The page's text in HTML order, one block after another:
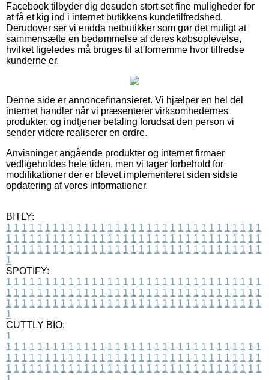
Facebook tilbyder dig desuden stort set fine muligheder for
at få et kig ind i internet butikkens kundetilfredshed.
Derudover ser vi endda netbutikker som gør det muligt at
sammensætte en bedømmelse af deres købsoplevelse,
hvilket ligeledes må bruges til at fornemme hvor tilfredse
kunderne er.
Denne side er annoncefinansieret. Vi hjælper en hel del
internet handler når vi præsenterer virksomhedernes
produkter, og indtjener betaling forudsat den person vi
sender videre realiserer en ordre.
Anvisninger angående produkter og internet firmaer
vedligeholdes hele tiden, men vi tager forbehold for
modifikationer der er blevet implementeret siden sidste
opdatering af vores informationer.
BITLY:
1 1 1 1 1 1 1 1 1 1 1 1 1 1 1 1 1 1 1 1 1 1 1 1 1 1 1 1 1 1 1 1 1
1 1 1 1 1 1 1 1 1 1 1 1 1 1 1 1 1 1 1 1 1 1 1 1 1 1 1 1 1 1 1 1 1
1 1 1 1 1 1 1 1 1 1 1 1 1 1 1 1 1 1 1 1 1 1 1 1 1 1 1 1 1 1 1 1 1
1
SPOTIFY:
1 1 1 1 1 1 1 1 1 1 1 1 1 1 1 1 1 1 1 1 1 1 1 1 1 1 1 1 1 1 1 1 1
1 1 1 1 1 1 1 1 1 1 1 1 1 1 1 1 1 1 1 1 1 1 1 1 1 1 1 1 1 1 1 1 1
1 1 1 1 1 1 1 1 1 1 1 1 1 1 1 1 1 1 1 1 1 1 1 1 1 1 1 1 1 1 1 1 1
1
CUTTLY BIO:
1
1 1 1 1 1 1 1 1 1 1 1 1 1 1 1 1 1 1 1 1 1 1 1 1 1 1 1 1 1 1 1 1 1
1 1 1 1 1 1 1 1 1 1 1 1 1 1 1 1 1 1 1 1 1 1 1 1 1 1 1 1 1 1 1 1 1
1 1 1 1 1 1 1 1 1 1 1 1 1 1 1 1 1 1 1 1 1 1 1 1 1 1 1 1 1 1 1 1 1